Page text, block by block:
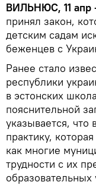
ВИЛЬНЮС, 11 апр
принял закон,
детским садам
беженцев с
Ранее стало
республики
в эстонских
пояснительной
указывается, что
практику,
как многие
трудности с их